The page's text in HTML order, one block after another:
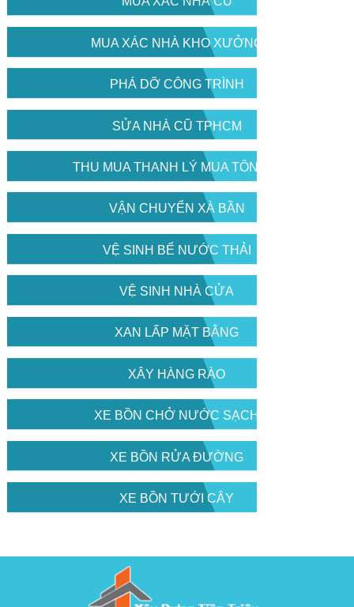
MUA XÁC NHÀ KHO XƯỞNG
PHÁ DỠ CÔNG TRÌNH
SỬA NHÀ CŨ TPHCM
THU MUA THANH LÝ MUA TÔN CŨ
VẬN CHUYỂN XÀ BẦN
VỆ SINH BỂ NƯỚC THẢI
VỆ SINH NHÀ CỬA
XAN LẤP MẶT BẰNG
XÂY HÀNG RÀO
XE BỒN CHỞ NƯỚC SẠCH
XE BỒN RỬA ĐƯỜNG
XE BỒN TƯỚI CÂY